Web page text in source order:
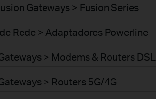
Gateways > Fusion Series
Rede > Adaptadores Powerline
> Modems & Routers DSL
> Routers 5G/4G